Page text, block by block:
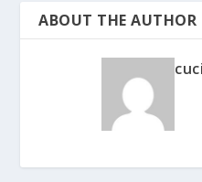
ABOUT THE AUTHOR